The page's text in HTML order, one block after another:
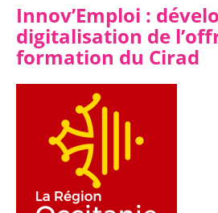
Innov’Emploi :
digitalisation de
formation du Cirad